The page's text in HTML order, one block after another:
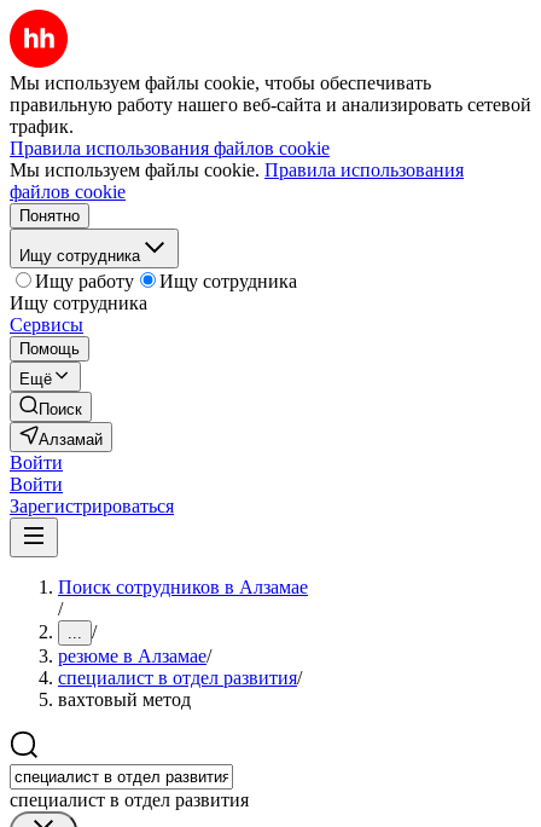
Мы используем файлы cookie, чтобы обеспечивать
правильную работу нашего веб-сайта и анализировать сетевой
трафик.
Правила использования файлов cookie
Мы используем файлы cookie. Правила использования
файлов cookie
Понятно
Ищу сотрудника
Ищу работу
Ищу сотрудника
Ищу сотрудника
Сервисы
Помощь
Ещё
Поиск
Алзамай
Войти
Войти
Зарегистрироваться
Поиск сотрудников в Алзамае
/
... /
резюме в Алзамае/
специалист в отдел развития/
вахтовый метод
специалист в отдел развития